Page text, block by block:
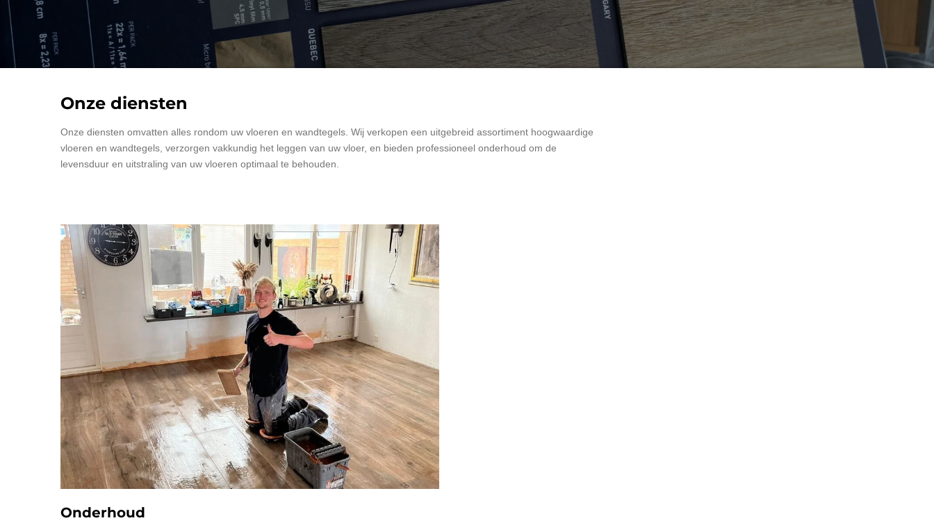
Onze diensten
Onze diensten omvatten alles rondom uw vloeren en wandtegels. Wij verkopen een uitgebreid assortiment hoogwaardige
vloeren en wandtegels, verzorgen vakkundig het leggen van uw vloer, en bieden professioneel onderhoud om de
levensduur en uitstraling van uw vloeren optimaal te behouden.
Onderhoud